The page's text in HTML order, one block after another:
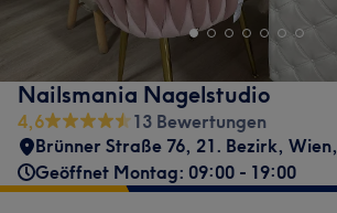
Nailsmania Nagelstudio
4,6
13 Bewertungen
Brünner Straße 76, 21. Bezirk, Wien,
Geöffnet Montag: 09:00 - 19:00